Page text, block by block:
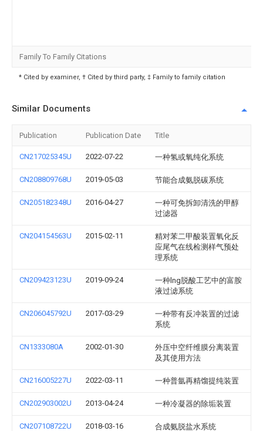
Family To Family Citations
* Cited by examiner, † Cited by third party, ‡ Family to family citation
Similar Documents
Publication Publication Date Title
CN217025345U 2022-07-22 一种氢或氧纯化系统
CN208809768U 2019-05-03 节能合成氨脱碳系统
CN205182348U 2016-04-27
一种可免拆卸清洗的甲醇
过滤器
CN204154563U 2015-02-11
精对苯二甲酸装置氧化反
应尾气在线检测样气预处
理系统
CN209423123U 2019-09-24
一种lng脱酸工艺中的富胺
液过滤系统
CN206045792U 2017-03-29
一种带有反冲装置的过滤
系统
CN1333080A 2002-01-30
外压中空纤维膜分离装置
及其使用方法
CN216005227U 2022-03-11 一种普氩再精馏提纯装置
CN202903002U 2013-04-24 一种冷凝器的除垢装置
CN207108722U 2018-03-16 合成氨脱盐水系统